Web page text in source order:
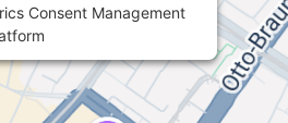
Consent Management